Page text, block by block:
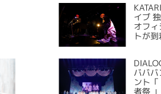
イブ
オフ
トが到
ババ
ント
者祭